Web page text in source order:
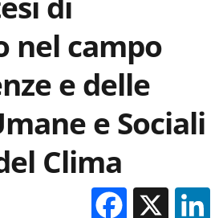
nel campo
e delle
e Sociali
Clima
X